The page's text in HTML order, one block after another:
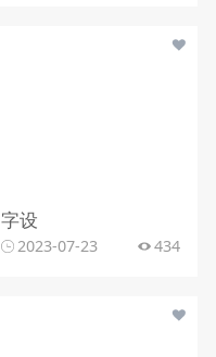
字设
2023-07-23 434